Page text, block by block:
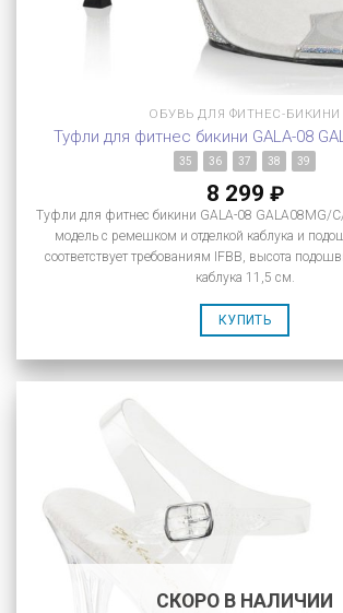
ОБУВЬ ДЛЯ ФИТНЕС-БИКИНИ
Туфли для фитнес бикини GALA-08
35 36 37 38 39
8 299 ₽
Туфли для фитнес бикини GALA-08 GALA08MG/
модель с ремешком и отделкой каблука и
соответствует требованиям IFBB, высота
каблука 11,5 см.
КУПИТЬ
СКОРО В НАЛИЧИИ